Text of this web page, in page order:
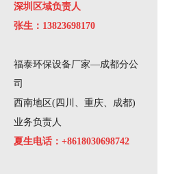
深圳区域负责人
张生：13823698170
福泰环保设备厂家—成都分公
司
西南地区(四川、重庆、成都)
业务负责人
夏生电话：+8618030698742